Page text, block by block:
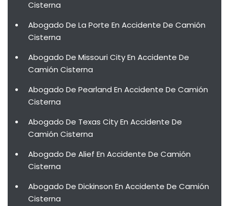
Cisterna
Abogado De La Porte En Accidente De Camión
Cisterna
Abogado De Missouri City En Accidente De
Camión Cisterna
Abogado De Pearland En Accidente De Camión
Cisterna
Abogado De Texas City En Accidente De
Camión Cisterna
Abogado De Alief En Accidente De Camión
Cisterna
Abogado De Dickinson En Accidente De Camión
Cisterna